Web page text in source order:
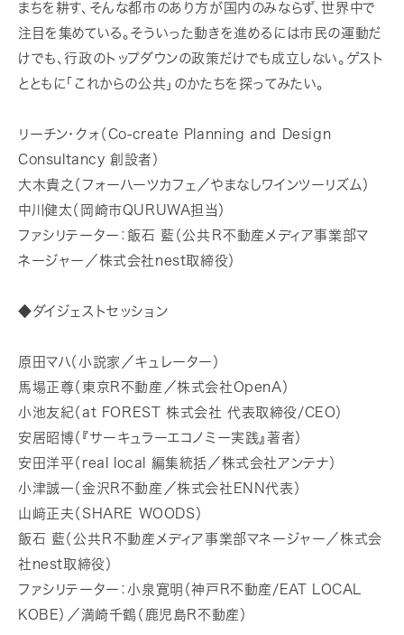
まちを耕す、そんな都市のあり方が国内のみならず、世界中で
注目を集めている。そういった動きを進めるには市民の運動だ
けでも、行政のトップダウンの政策だけでも成立しない。ゲスト
とともに「これからの公共」のかたちを探ってみたい。
リーチン・クォ（Co-create Planning and Design
Consultancy 創設者）
大木貴之（フォーハーツカフェ／やまなしワインツーリズム）
中川健太（岡崎市QURUWA担当）
ファシリテーター：飯石 藍（公共Ｒ不動産メディア事業部マ
ネージャー／株式会社nest取締役）
◆ダイジェストセッション
原田マハ（小説家／キュレーター）
馬場正尊（東京R不動産／株式会社OpenA）
小池友紀（at FOREST 株式会社 代表取締役/CEO）
安居昭博（『サーキュラーエコノミー実践』著者）
安田洋平（real local 編集統括／株式会社アンテナ）
小津誠一（金沢R不動産／株式会社ENN代表）
山﨑正夫（SHARE WOODS）
飯石 藍（公共Ｒ不動産メディア事業部マネージャー／株式会
社nest取締役）
ファシリテーター：小泉寛明（神戸R不動産/EAT LOCAL
KOBE）／満崎千鶴（鹿児島R不動産）